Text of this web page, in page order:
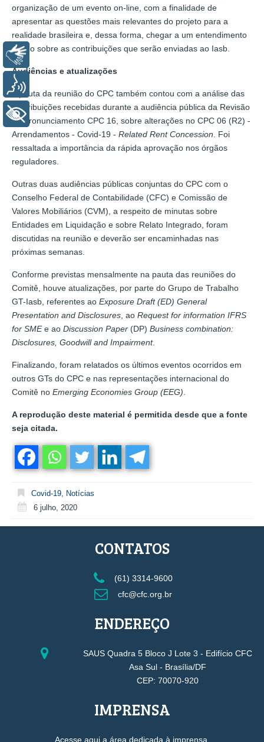
organização de um evento on-line, com a finalidade de
apresentar as questões mais relevantes do projeto para a
realidade brasileira e, dessa forma, chegar a um entendimento
amplo sobre as contribuições que serão enviadas ao Iasb.
Audiências e atualizações
A pauta da reunião do CPC também contou com a análise das
contribuições recebidas durante a audiência pública da Revisão
de Pronunciamento CPC 16, sobre alterações no CPC 06 (R2) -
Arrendamentos - Covid-19 - Related Rent Concession . Foi
ressaltada a importância da rápida aprovação nos órgãos
reguladores.
Outras duas audiências públicas conjuntas do CPC com o
Conselho Federal de Contabilidade (CFC) e Comissão de
Valores Mobiliários (CVM), a respeito de minutas sobre
Entidades em Liquidação e sobre Relato Integrado, foram
discutidas na reunião e deverão ser encaminhadas nas
próximas semanas.
Conforme previstas mensalmente na pauta das reuniões do
Comitê, houve atualizações, por parte do Grupo de Trabalho
GT-Iasb, referentes ao Exposure Draft (ED) General
Presentation and Disclosures , ao Request for information IFRS
for SMEe ao Discussion Paper (DP) Business combination:
Disclosures, Goodwill and Impairment.
Finalizando, foram relatados os últimos eventos ocorridos em
outros GTs do CPC e nas representações internacional do
Comitê no Emerging Economies Group (EEG)
A reprodução deste material é permitida desde que a fonte
seja citada.
Covid-19 Notícias
6 julho, 2020
CONTATOS
(61) 3314-9600
cfc@cfc.org.br
ENDEREÇO
SAUS Quadra 5 Bloco J Lote 3 - Edifício CFC
Asa Sul - Brasília/DF
CEP: 70070-920
IMPRENSA
Acesse aqui a área dedicada à imprensa.
Libras
+ Acessibilidade